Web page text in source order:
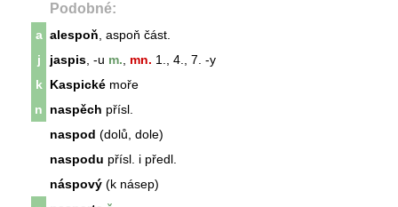
Podobné:
a alespoň , aspoň část.
j
jaspis , -u m. mn. 1., 4., 7. -y
k
Kaspické moře
n
naspěch přísl.
naspod (dolů, dole)
naspodu přísl. i předl.
náspový (k násep)